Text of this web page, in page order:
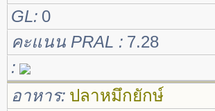
GL 0
คะแนน PRAL
7.28
อาหาร ปลาหมึกยักษ์